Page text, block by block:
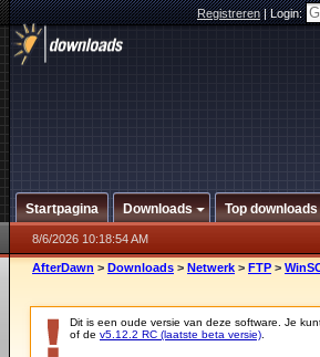
Registreren|Login:
Startpagina Downloads Top downloads
8/6/2026 10:18:54 AM
AfterDawn > Downloads > Netwerk > FTP >
Dit is een oude versie van deze software. Je
of de v5.12.2 RC (laatste beta versie)